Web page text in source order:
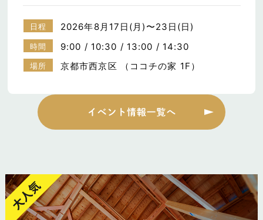
日程 2026年8月17日(月)〜23日(日)
時間 9:00 / 10:30 / 13:00 / 14:30
場所 京都市西京区 （ココチの家 1F）